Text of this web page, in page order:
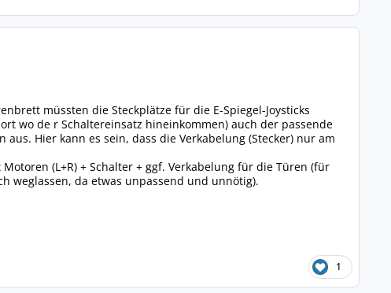
müssten die Steckplätze für die E-Spiegel-Joysticks
wo de r Schaltereinsatz hineinkommen) auch der passende
Hier kann es sein, dass die Verkabelung (Stecker) nur am
(L+R) + Schalter + ggf. Verkabelung für die Türen (für
weglassen, da etwas unpassend und unnötig).
1